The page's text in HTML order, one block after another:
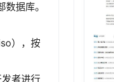
据库。
），按
者进行